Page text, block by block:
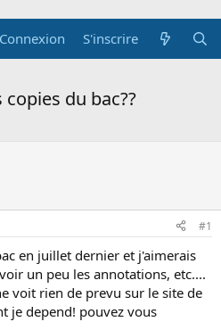
Connexion
S'inscrire
du bac??
#1
en juillet dernier et j'aimerais
un peu les annotations, etc....
voit rien de prevu sur le site de
je depend! pouvez vous